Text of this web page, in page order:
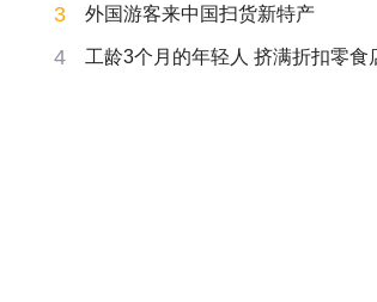
3 外国游客来中国扫货新特产
4 工龄3个月的年轻人 挤满折扣零食